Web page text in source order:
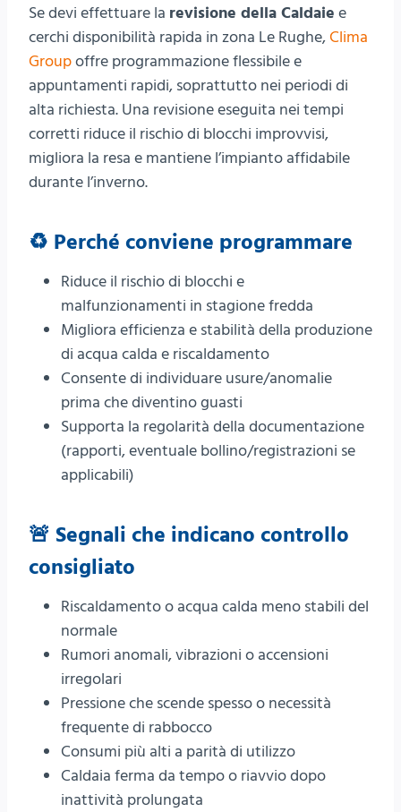
Se devi effettuare la revisione della Caldaie e
cerchi disponibilità rapida in zona Le Rughe,Clima
Groupoffre programmazione flessibile e
appuntamenti rapidi, soprattutto nei periodi di
alta richiesta. Una revisione eseguita nei tempi
corretti riduce il rischio di blocchi improvvisi,
migliora la resa e mantiene l’impianto affidabile
durante l’inverno.
♻️ Perché conviene programmare
Riduce il rischio di blocchi e
malfunzionamenti in stagione fredda
Migliora efficienza e stabilità della produzione
di acqua calda e riscaldamento
Consente di individuare usure/anomalie
prima che diventino guasti
Supporta la regolarità della documentazione
(rapporti, eventuale bollino/registrazioni se
applicabili)
🚨 Segnali che indicano controllo
consigliato
Riscaldamento o acqua calda meno stabili del
normale
Rumori anomali, vibrazioni o accensioni
irregolari
Pressione che scende spesso o necessità
frequente di rabbocco
Consumi più alti a parità di utilizzo
Caldaia ferma da tempo o riavvio dopo
inattività prolungata